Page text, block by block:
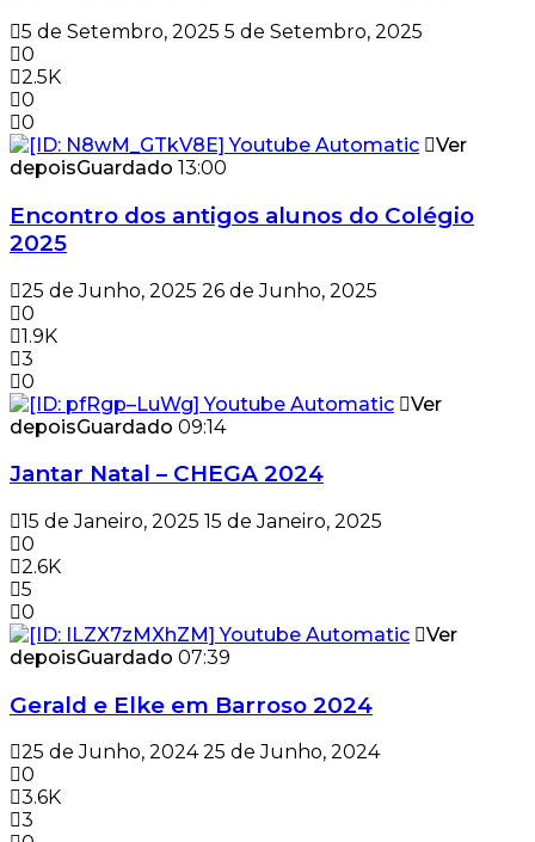
5 de Setembro, 2025 5 de Setembro, 2025
0
2.5K
0
0
Ver
depoisGuardado 13:00
Encontro dos antigos alunos do Colégio
2025
25 de Junho, 2025 26 de Junho, 2025
0
1.9K
3
0
Ver
depoisGuardado 09:14
Jantar Natal – CHEGA 2024
15 de Janeiro, 2025 15 de Janeiro, 2025
0
2.6K
5
0
Ver
depoisGuardado 07:39
Gerald e Elke em Barroso 2024
25 de Junho, 2024 25 de Junho, 2024
0
3.6K
3